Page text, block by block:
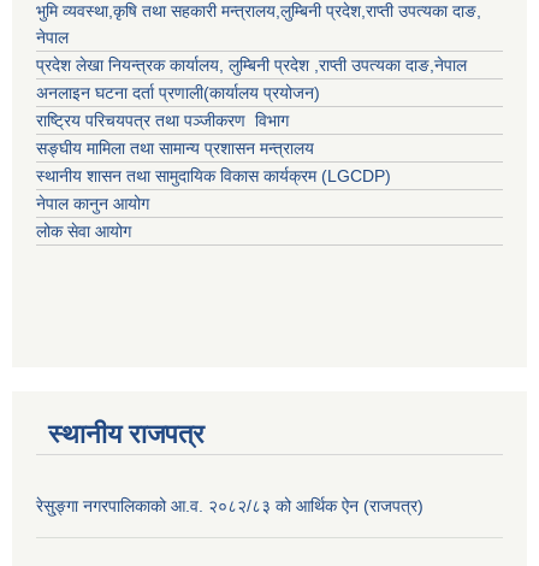
भुमि व्यवस्था,कृषि तथा सहकारी मन्त्रालय,लुम्बिनी प्रदेश,राप्ती उपत्यका दाङ,
नेपाल
प्रदेश लेखा नियन्त्रक कार्यालय, लुम्बिनी प्रदेश ,राप्ती उपत्यका दाङ,नेपाल
अनलाइन घटना दर्ता प्रणाली(कार्यालय प्रयोजन)
राष्ट्रिय परिचयपत्र तथा पञ्जीकरण विभाग
सङ्घीय मामिला तथा सामान्य प्रशासन मन्त्रालय
स्थानीय शासन तथा सामुदायिक विकास कार्यक्रम (LGCDP)
नेपाल कानुन आयोग
लोक सेवा आयोग
स्थानीय राजपत्र
रेसु्ङ्गा नगरपालिकाको आ.व. २०८२/८३ को आर्थिक ऐन (राजपत्र)